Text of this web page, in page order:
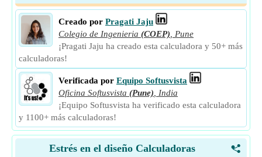
Creado por Pragati Jaju
Colegio de Ingenieria (COEP)
Pune
¡Pragati Jaju ha creado esta calculadora y 50+ más
calculadoras!
Verificada por Equipo Softusvista
Oficina Softusvista (Pune)
India
¡Equipo Softusvista ha verificado esta calculadora
y 1100+ más calculadoras!
<
Estrés en el diseño Calculadoras